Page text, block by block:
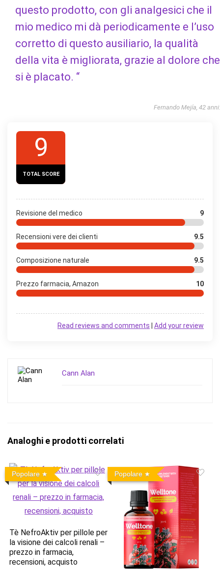
questo prodotto, con gli analgesici che il
mio medico mi dà periodicamente e l’uso
corretto di questo ausiliario, la qualità
della vita è migliorata, grazie al dolore che
si è placato. “
Fernando Mejía, 42 anni:
9
TOTAL SCORE
Revisione del medico 9
Recensioni vere dei clienti 9.5
Composizione naturale 9.5
Prezzo farmacia, Amazon 10
Add your review
Read reviews and comments
Cann Alan
Analoghi e prodotti correlati
Popolare
Tè NefroAktiv per pillole per
la visione dei calcoli renali –
prezzo in farmacia,
recensioni, acquisto
Popolare